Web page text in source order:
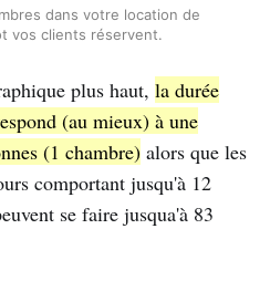
dans votre location de
vos clients réservent.
plus haut, la durée
(au mieux) à une
(1 chambre) alors que les
comportant jusqu'à 12
se faire jusqua'à 83